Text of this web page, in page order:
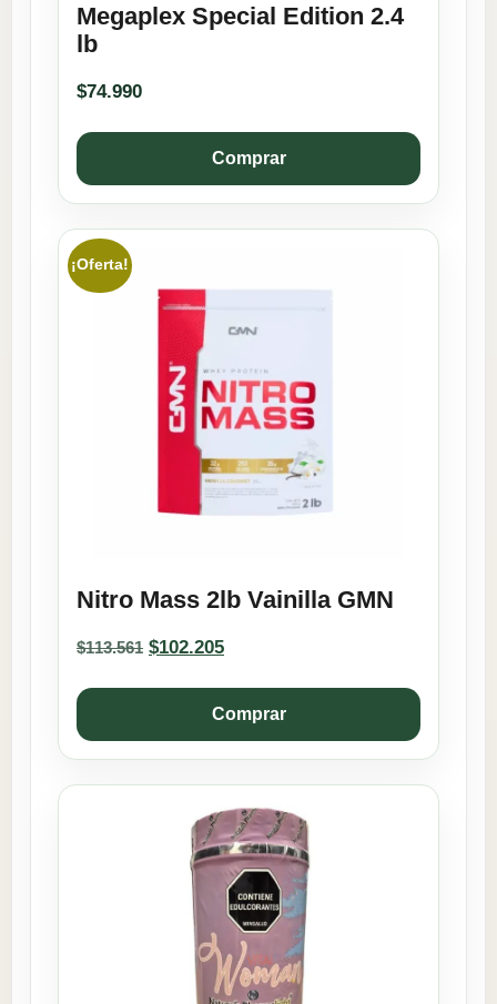
Megaplex Special Edition 2.4
lb
$74.990
Comprar
¡Oferta!
Nitro Mass 2lb Vainilla GMN
$113.561 Original
was:
$113.561.
$102.205Current
is:
$102.205.
Comprar